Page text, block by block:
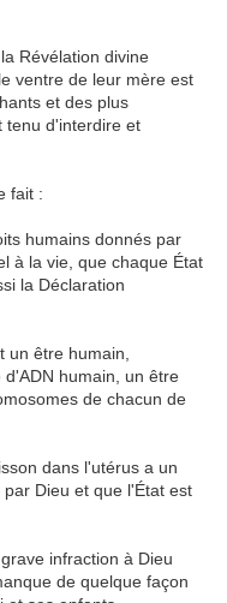
Révélation divine
ventre de leur mère est
et des plus
tenu d'interdire et
fait :
humains donnés par
à la vie, que chaque État
la Déclaration
un être humain,
humain, un être
de chacun de
dans l'utérus a un
Dieu et que l'État est
infraction à Dieu
de quelque façon